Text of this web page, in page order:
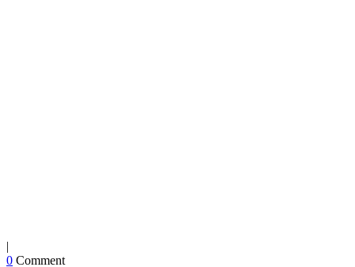
|
0 Comment